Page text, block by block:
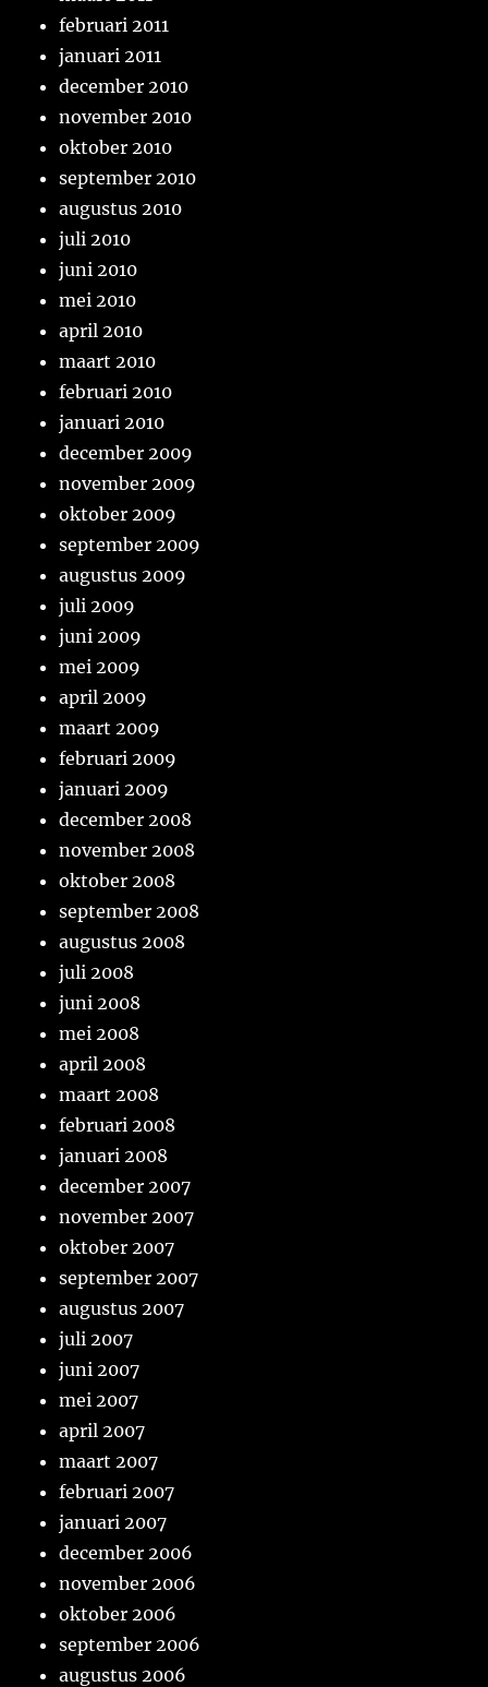
februari 2011
januari 2011
december 2010
november 2010
oktober 2010
september 2010
augustus 2010
juli 2010
juni 2010
mei 2010
april 2010
maart 2010
februari 2010
januari 2010
december 2009
november 2009
oktober 2009
september 2009
augustus 2009
juli 2009
juni 2009
mei 2009
april 2009
maart 2009
februari 2009
januari 2009
december 2008
november 2008
oktober 2008
september 2008
augustus 2008
juli 2008
juni 2008
mei 2008
april 2008
maart 2008
februari 2008
januari 2008
december 2007
november 2007
oktober 2007
september 2007
augustus 2007
juli 2007
juni 2007
mei 2007
april 2007
maart 2007
februari 2007
januari 2007
december 2006
november 2006
oktober 2006
september 2006
augustus 2006